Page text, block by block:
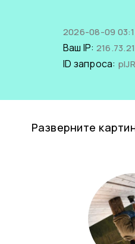
2026-08-09
Ваш IP:
ID запроса:
Разверните